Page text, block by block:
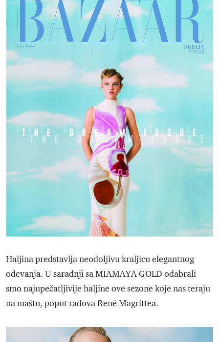
Haljina predstavlja neodoljivu kraljicu elegantnog
odevanja. U saradnji sa MIAMAYA GOLD odabrali
smo najupečatljivije haljine ove sezone koje nas teraju
na maštu, poput radova René Magrittea.